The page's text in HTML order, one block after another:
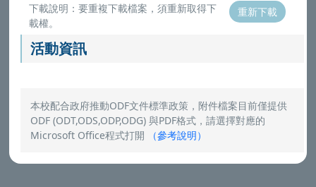
下載說明：要重複下載檔案，須重新取得下
載權。
重新下載
活動資訊
本校配合政府推動ODF文件標準政策，附件檔案目前僅提供
ODF (ODT,ODS,ODP,ODG) 與PDF格式，請選擇對應的
Microsoft Office程式打開
（參考說明）